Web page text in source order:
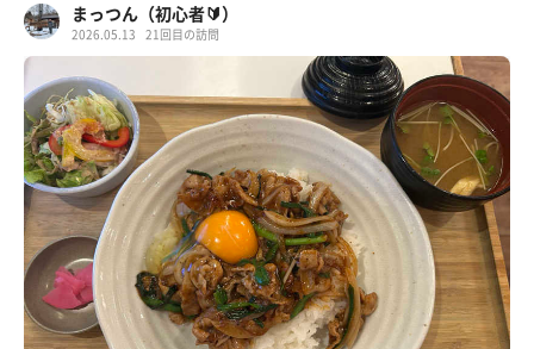
まっつん（初心者🔰）
2026.05.13 21回目の訪問